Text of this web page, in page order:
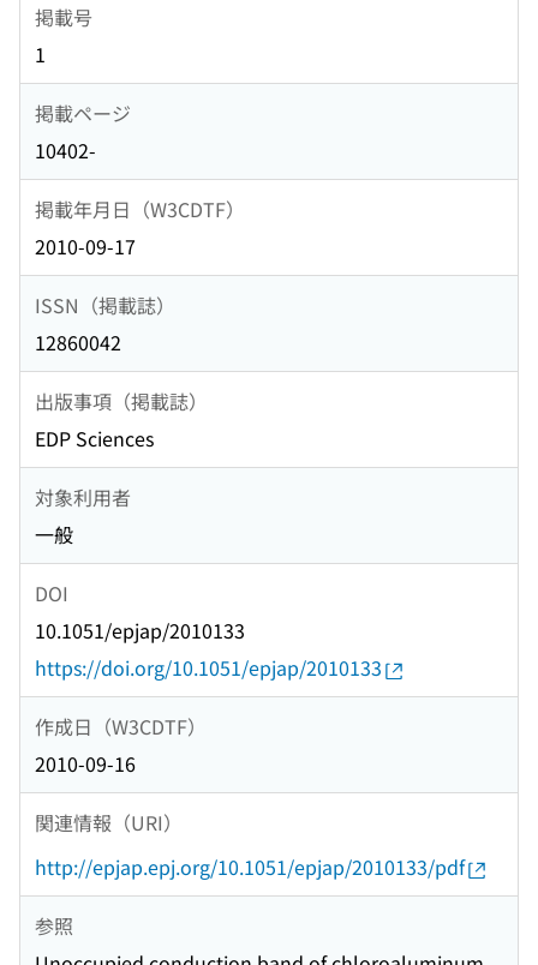
掲載号
1
掲載ページ
10402-
掲載年月日（W3CDTF）
2010-09-17
ISSN（掲載誌）
12860042
出版事項（掲載誌）
EDP Sciences
対象利用者
一般
DOI
10.1051/epjap/2010133
https://doi.org/10.1051/epjap/2010133
作成日（W3CDTF）
2010-09-16
関連情報（URI）
http://epjap.epj.org/10.1051/epjap/2010133/pdf
参照